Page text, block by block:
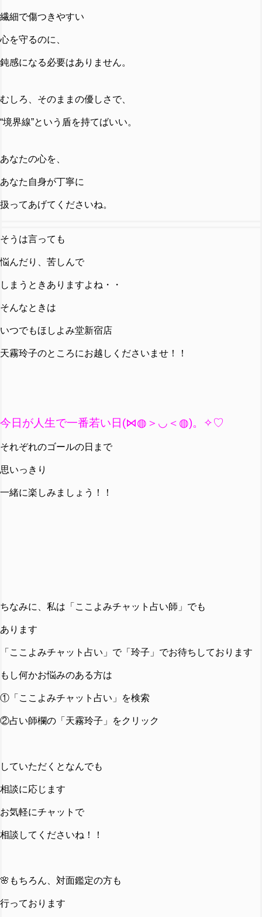
繊細で傷つきやすい
心を守るのに、
鈍感になる必要はありません。
むしろ、そのままの優しさで、
“境界線”という盾を持てばいい。
あなたの心を、
あなた自身が丁寧に
扱ってあげてくださいね。
そうは言っても
悩んだり、苦しんで
しまうときありますよね・・
そんなときは
いつでもほしよみ堂新宿店
天霧玲子のところにお越しくださいませ！！
今日が人生で一番若い日(⋈◍＞◡＜◍)。✧♡
それぞれのゴールの日まで
思いっきり
一緒に楽しみましょう！！
ちなみに、私は「ここよみチャット占い師」でも
あります
「ここよみチャット占い」で「玲子」でお待ちしております
もし何かお悩みのある方は
①「ここよみチャット占い」を検索
②占い師欄の「天霧玲子」をクリック
していただくとなんでも
相談に応じます
お気軽にチャットで
相談してくださいね！！
🌸もちろん、対面鑑定の方も
行っております